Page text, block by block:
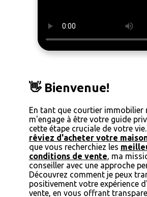
👋 Bienvenue!
En tant que courtier immobilier
m'engage à être votre guide
cette étape cruciale de votre
rêviez d'acheter votre
que vous recherchiez les
conditions de vente, ma
conseiller avec une approche
Découvrez comment je peux
positivement votre expérience
vente, en vous offrant